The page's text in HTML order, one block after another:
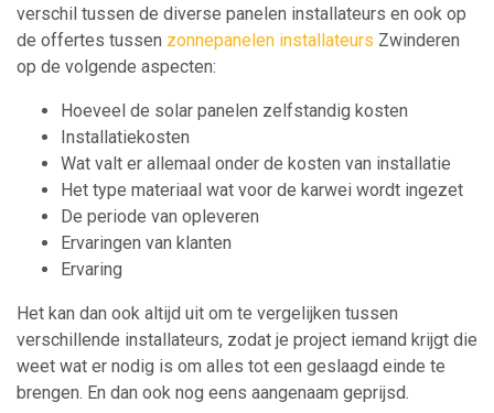
verschil tussen de diverse panelen installateurs en ook op
de offertes tussen zonnepanelen installateurs Zwinderen
op de volgende aspecten:
Hoeveel de solar panelen zelfstandig kosten
Installatiekosten
Wat valt er allemaal onder de kosten van installatie
Het type materiaal wat voor de karwei wordt ingezet
De periode van opleveren
Ervaringen van klanten
Ervaring
Het kan dan ook altijd uit om te vergelijken tussen
verschillende installateurs, zodat je project iemand krijgt die
weet wat er nodig is om alles tot een geslaagd einde te
brengen. En dan ook nog eens aangenaam geprijsd.